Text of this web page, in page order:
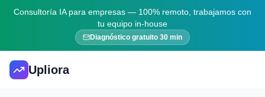
Consultoría IA para empresas — 100% remoto, trabajamos con
tu equipo in-house
Diagnóstico gratuito 30 min
Upliora